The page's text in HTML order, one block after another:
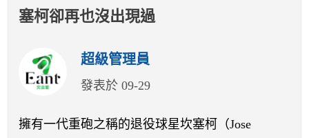
開賽列表
運彩教學專區
塞柯卻再也沒出現過
超級管理員
發表於 09-29
擁有一代重砲之稱的退役球星坎塞柯（Jose